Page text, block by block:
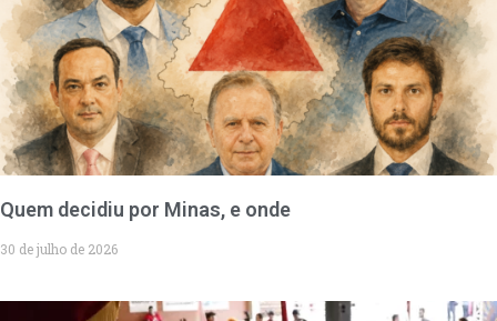
Quem decidiu por Minas, e onde
30 de julho de 2026